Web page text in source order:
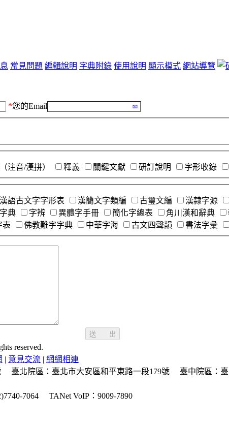
常見問題 編輯說明 字典附錄 使用說明 顯示模式 網站導覽
*您的Email
注音/漢拼） 釋義 關鍵文獻 研訂說明 字形收錄
漢語古文字字形表 漢簡文字類編 古璽文編 漢隸字源
典 字辨 異體字手冊 簡化字總表 角川漢和辭典
表 佛教難字字典 中華字海 古文四聲韻 書法字彙
送 出
reserved.
| 意見交流 | 網網相連
臺北院區：臺北市大安區和平東路一段179號
臺中院區：
7064 TANet VoIP：9009-7890